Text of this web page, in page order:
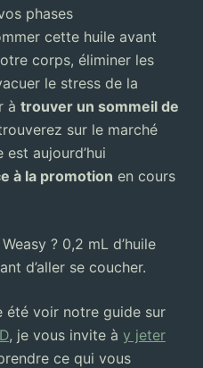
phases
cette huile avant
corps, éliminer les
le stress de la
à trouver un sommeil de
sur le marché
aujourd’hui
à la promotion en cours
? 0,2 mL d’huile
d’aller se coucher.
été voir notre guide sur
, je vous invite à y jeter
ce qui vous